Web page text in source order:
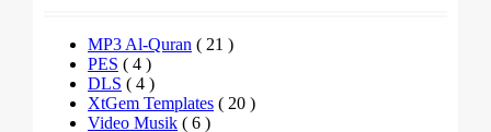
MP3 Al-Quran ( 21 )
PES ( 4 )
DLS ( 4 )
XtGem Templates ( 20 )
Video Musik ( 6 )